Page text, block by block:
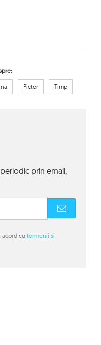
Pictor Timp
prin email,
acord cu termenii si